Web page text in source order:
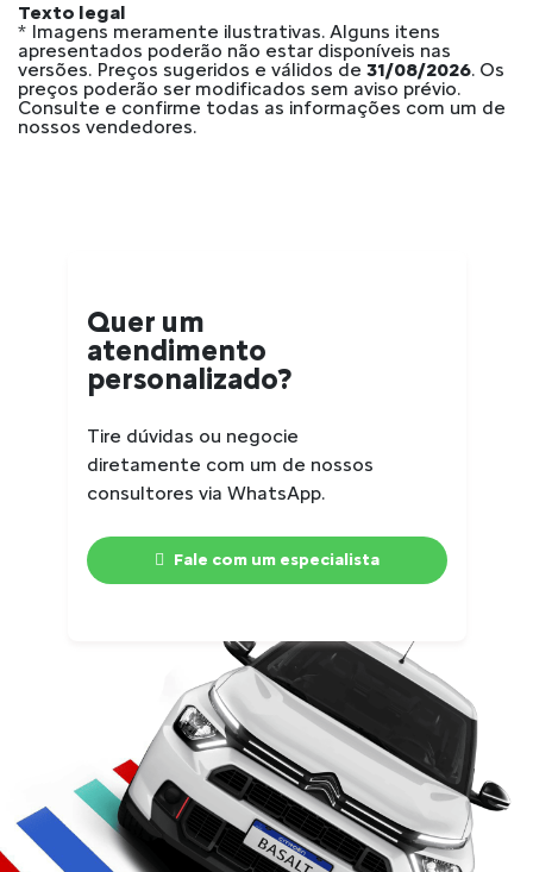
Texto legal
* Imagens meramente ilustrativas. Alguns itens
apresentados poderão não estar disponíveis nas
versões. Preços sugeridos e válidos de 31/08/2026. Os
preços poderão ser modificados sem aviso prévio.
Consulte e confirme todas as informações com um de
nossos vendedores.
Quer um
atendimento
personalizado?
Tire dúvidas ou negocie
diretamente com um de nossos
consultores via WhatsApp.
Fale com um especialista